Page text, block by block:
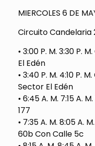
MIERCOLES 6 DE
Circuito Candelaria
• 3:00 P. M. 3:30 P.
El Edén
• 3:40 P. M. 4:10 P.
Sector El Edén
• 6:45 A. M. 7:15 A.
177
• 7:35 A. M. 8:05 A.
60b Con Calle 5c